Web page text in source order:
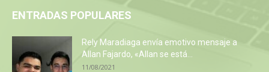
ENTRADAS POPULARES
Rely Maradiaga envía emotivo mensaje a
Allan Fajardo, «Allan se está...
11/08/2021